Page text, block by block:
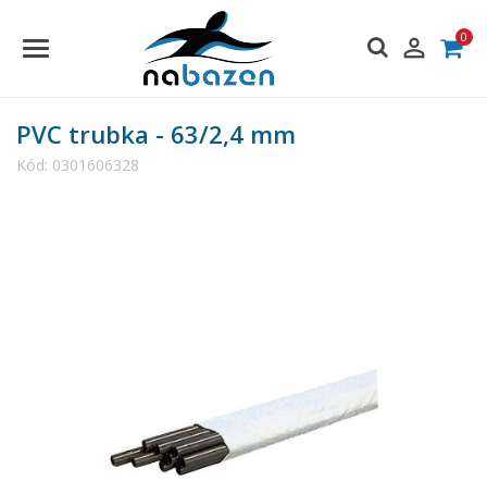
 0
PVC trubka - 63/2,4 mm
Kód: 0301606328